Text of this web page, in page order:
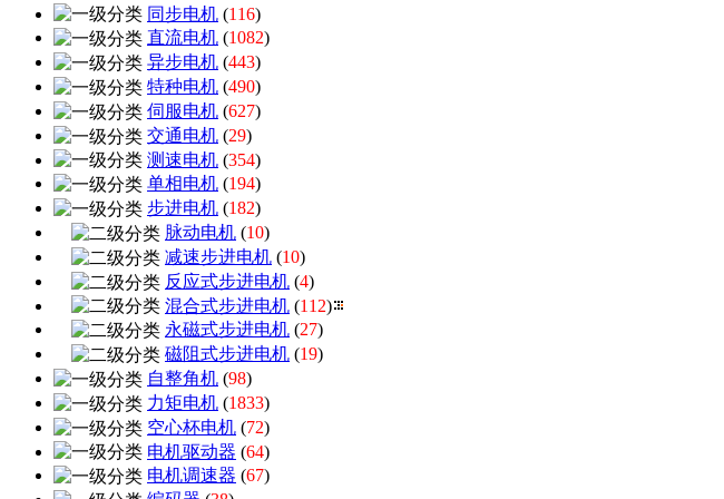
同步电机 (116)
直流电机 (1082)
异步电机 (443)
特种电机 (490)
伺服电机 (627)
交通电机 (29)
测速电机 (354)
单相电机 (194)
步进电机 (182)
脉动电机 (10)
减速步进电机 (10)
反应式步进电机 (4)
混合式步进电机 (112)
永磁式步进电机 (27)
磁阻式步进电机 (19)
自整角机 (98)
力矩电机 (1833)
空心杯电机 (72)
电机驱动器 (64)
电机调速器 (67)